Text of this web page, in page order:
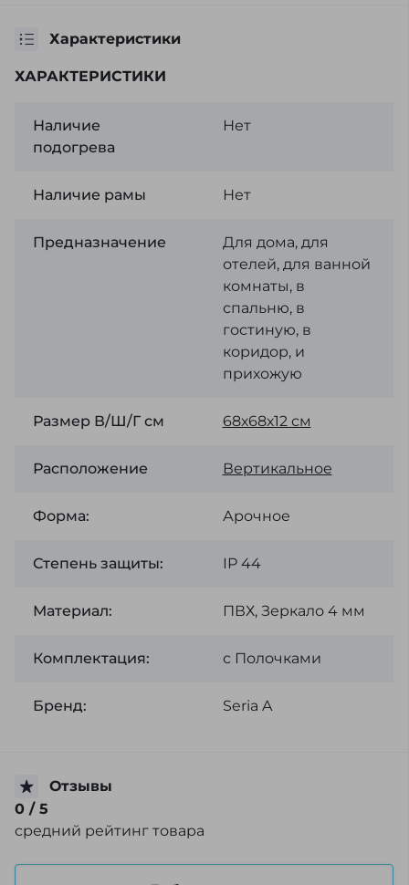
Характеристики
ХАРАКТЕРИСТИКИ
Наличие
подогрева
Нет
Наличие рамы Нет
Предназначение
Для дома, для
отелей, для ванной
комнаты, в
спальню, в
гостиную, в
коридор, и
прихожую
Размер В/Ш/Г см 68х68х12 см
Расположение Вертикальное
Форма: Арочное
Степень защиты: ІР 44
Материал: ПВХ, Зеркало 4 мм
Комплектация: с Полочками
Бренд: Seria A
Отзывы
0 / 5
средний рейтинг товара